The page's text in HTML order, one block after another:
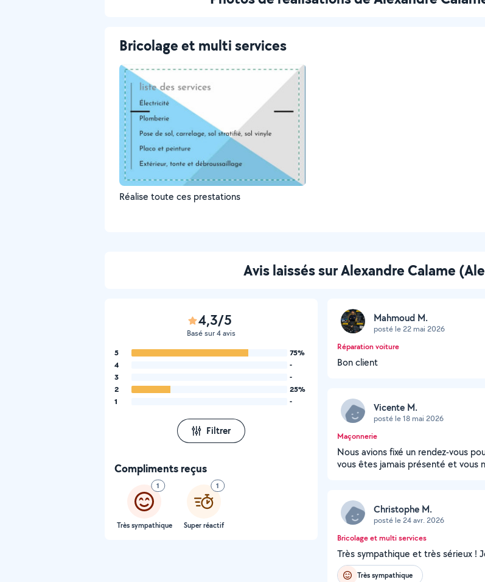
Bricolage et multi services
Réalise toute ces prestations
Avis laissés sur Alexandre Calame
4,3/5
Basé sur 4 avis
5
75%
4
-
3
-
2
25%
1
-
Filtrer
Compliments reçus
1
Très sympathique
1
Super réactif
Mahmoud M.
posté le 22 mai 2026
Réparation voiture
Bon client
Vicente M.
posté le 18 mai 2026
Maçonnerie
Nous avions fixé un rendez‑vous
vous êtes jamais présenté et vous
Christophe M.
posté le 24 avr. 2026
Bricolage et multi services
Très sympathique et très sérieux !
Très sympathique